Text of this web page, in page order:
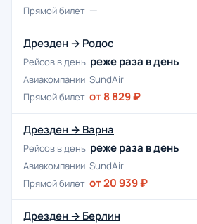
Прямой билет —
Дрезден → Родос
Рейсов в день реже раза в день
Авиакомпании SundAir
Прямой билет от 8 829 ₽
Дрезден → Варна
Рейсов в день реже раза в день
Авиакомпании SundAir
Прямой билет от 20 939 ₽
Дрезден → Берлин